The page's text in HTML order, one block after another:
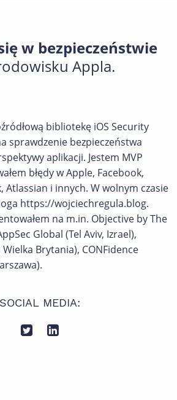
w bezpieczeństwie
Appla.
bibliotekę iOS Security
sprawdzenie bezpieczeństwa
aplikacji. Jestem MVP
błędy w Apple, Facebook,
Atlassian i innych. W wolnym czasie
https://wojciechregula.blog.
na m.in. Objective by The
Global (Tel Aviv, Izrael),
Brytania), CONFidence
SOCIAL MEDIA: